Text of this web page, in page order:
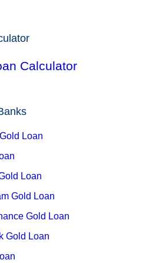
Calculator
Loan
Loan
Gold Loan
Gold Loan
Gold Loan